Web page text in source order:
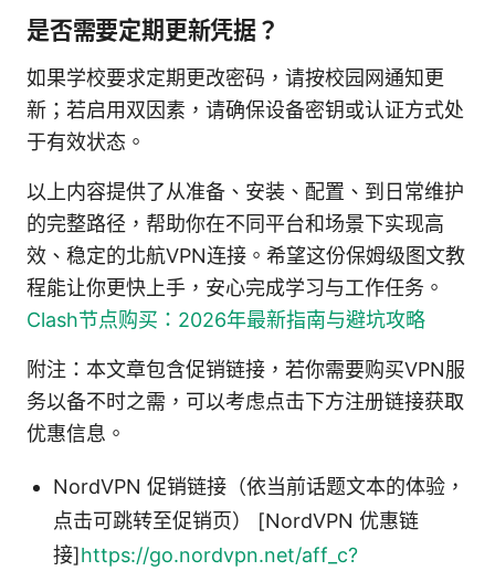
是否需要定期更新凭据？
如果学校要求定期更改密码，请按校园网通知更
新；若启用双因素，请确保设备密钥或认证方式处
于有效状态。
以上内容提供了从准备、安装、配置、到日常维护
的完整路径，帮助你在不同平台和场景下实现高
效、稳定的北航VPN连接。希望这份保姆级图文教
程能让你更快上手，安心完成学习与工作任务。
Clash节点购买：2026年最新指南与避坑攻略
附注：本文章包含促销链接，若你需要购买VPN服
务以备不时之需，可以考虑点击下方注册链接获取
优惠信息。
NordVPN 促销链接（依当前话题文本的体验，
点击可跳转至促销页） [NordVPN 优惠链
接]https://go.nordvpn.net/aff_c?